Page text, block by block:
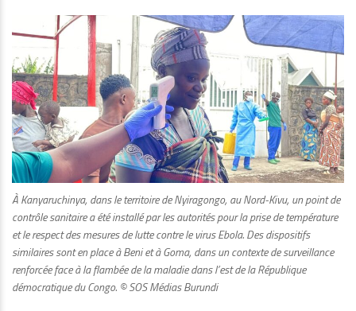
À Kanyaruchinya, dans le territoire de Nyiragongo, au Nord-Kivu, un point de
contrôle sanitaire a été installé par les autorités pour la prise de température
et le respect des mesures de lutte contre le virus Ebola. Des dispositifs
similaires sont en place à Beni et à Goma, dans un contexte de surveillance
renforcée face à la flambée de la maladie dans l’est de la République
démocratique du Congo. © SOS Médias Burundi